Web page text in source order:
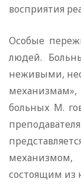
восприятия
Особые
людей.
неживыми,
больных М.
состоящим из